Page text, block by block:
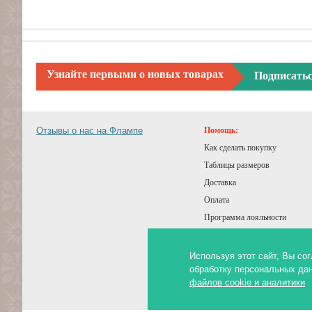
Узнайте первыми о новых товарах
Отзывы о нас на Флампе
Помощь:
Как сделать покупку
Таблицы размеров
Доставка
Оплата
Программа лояльности
Советы покупателям
Статьи и обзоры
Публичная оферта
Используя этот сайт, Вы
обработку персональных
файлов cookie и аналитики